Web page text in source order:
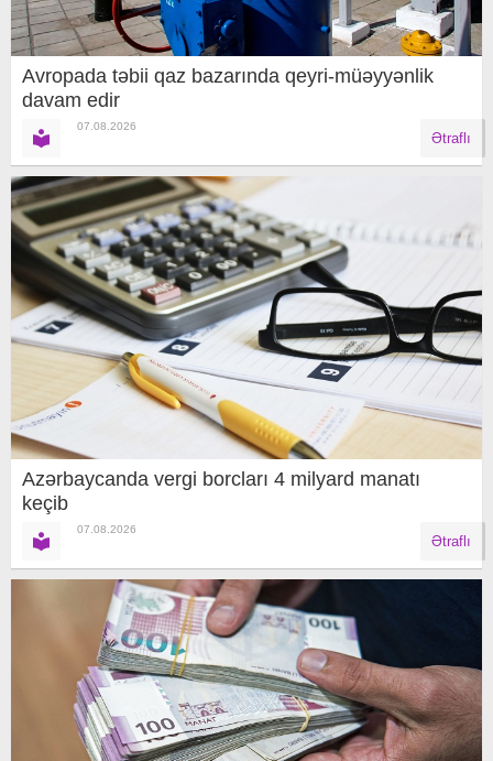
Avropada təbii qaz bazarında qeyri-müəyyənlik
davam edir
07.08.2026
Ətraflı
Azərbaycanda vergi borcları 4 milyard manatı
keçib
07.08.2026
Ətraflı